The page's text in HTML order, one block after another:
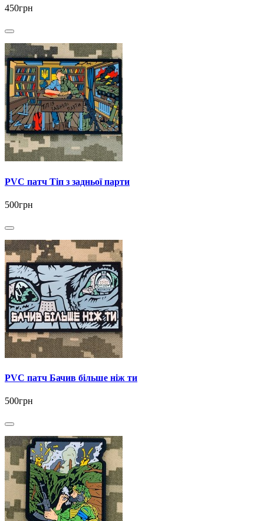
450грн
PVC патч Тіп з задньої парти
500грн
PVC патч Бачив більше ніж ти
500грн